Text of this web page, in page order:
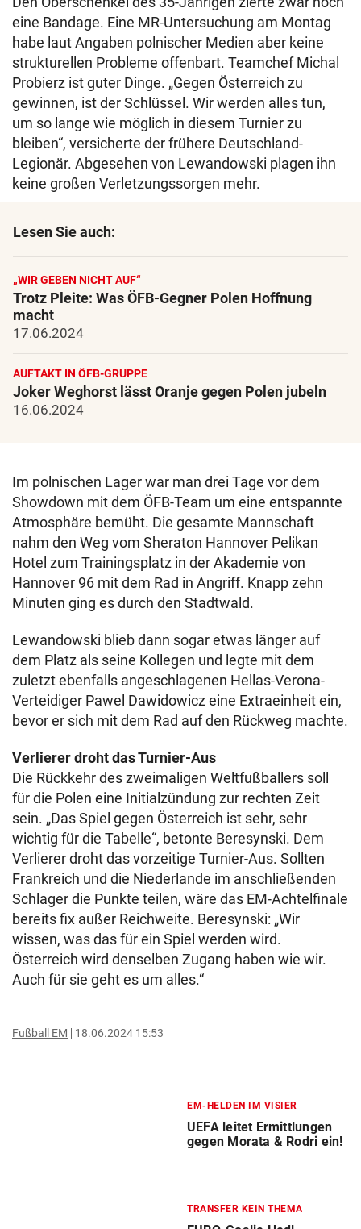
eine Bandage. Eine MR-Untersuchung am Montag
habe laut Angaben polnischer Medien aber keine
strukturellen Probleme offenbart. Teamchef Michal
Probierz ist guter Dinge. „Gegen Österreich zu
gewinnen, ist der Schlüssel. Wir werden alles tun,
um so lange wie möglich in diesem Turnier zu
bleiben“, versicherte der frühere Deutschland-
Legionär. Abgesehen von Lewandowski plagen ihn
keine großen Verletzungssorgen mehr.
Lesen Sie auch:
„WIR GEBEN NICHT AUF“
Trotz Pleite: Was ÖFB-Gegner Polen Hoffnung
macht
17.06.2024
AUFTAKT IN ÖFB-GRUPPE
Joker Weghorst lässt Oranje gegen Polen jubeln
16.06.2024
Im polnischen Lager war man drei Tage vor dem
Showdown mit dem ÖFB-Team um eine entspannte
Atmosphäre bemüht. Die gesamte Mannschaft
nahm den Weg vom Sheraton Hannover Pelikan
Hotel zum Trainingsplatz in der Akademie von
Hannover 96 mit dem Rad in Angriff. Knapp zehn
Minuten ging es durch den Stadtwald.
Lewandowski blieb dann sogar etwas länger auf
dem Platz als seine Kollegen und legte mit dem
zuletzt ebenfalls angeschlagenen Hellas-Verona-
Verteidiger Pawel Dawidowicz eine Extraeinheit ein,
bevor er sich mit dem Rad auf den Rückweg machte.
Verlierer droht das Turnier-Aus
Die Rückkehr des zweimaligen Weltfußballers soll
für die Polen eine Initialzündung zur rechten Zeit
sein. „Das Spiel gegen Österreich ist sehr, sehr
wichtig für die Tabelle“, betonte Beresynski. Dem
Verlierer droht das vorzeitige Turnier-Aus. Sollten
Frankreich und die Niederlande im anschließenden
Schlager die Punkte teilen, wäre das EM-Achtelfinale
bereits fix außer Reichweite. Beresynski: „Wir
wissen, was das für ein Spiel werden wird.
Österreich wird denselben Zugang haben wie wir.
Auch für sie geht es um alles.“
Fußball EM 18.06.2024 15:53
EM-HELDEN IM VISIER
UEFA leitet Ermittlungen
gegen Morata & Rodri ein!
TRANSFER KEIN THEMA